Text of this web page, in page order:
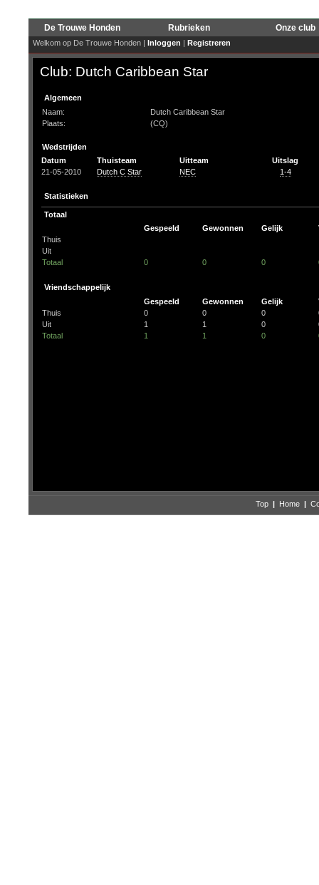
De Trouwe Honden Rubrieken Onze club
Welkom op De Trouwe Honden | Inloggen | Registreren
Club: Dutch Caribbean Star
Algemeen
Naam:
Dutch Caribbean Star
Plaats:
(CQ)
Wedstrijden
Datum
Thuisteam Uitteam
Uitslag
21-05-2010
Dutch C Star NEC 1-4
Statistieken
Totaal
Gespeeld
Gewonnen Gelijk
Thuis
Uit
Totaal
0 0 0
Vriendschappelijk
Gespeeld
Gewonnen Gelijk
Thuis
0 0 0
Uit
1 1 0
Totaal
1 1 0
Top | Home |